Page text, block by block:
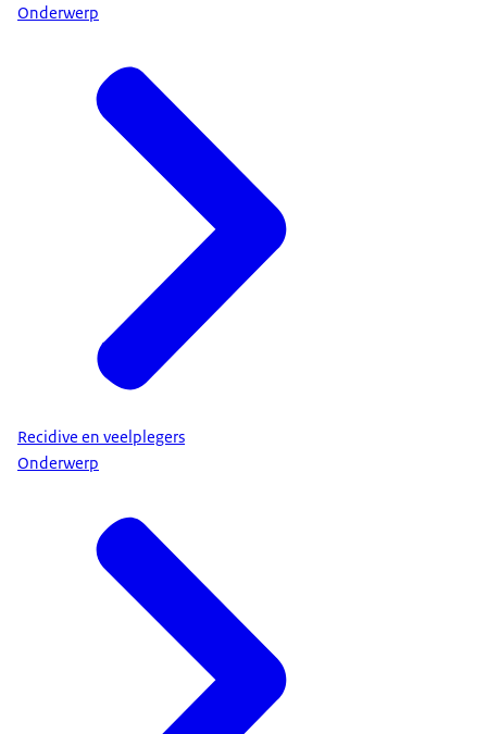
Onderwerp
Recidive en veelplegers
Onderwerp